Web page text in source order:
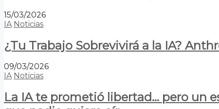
15/03/2026
IA Noticias
¿Tu Trabajo Sobrevivirá a la IA?
09/03/2026
IA Noticias
La IA te prometió libertad… pero un